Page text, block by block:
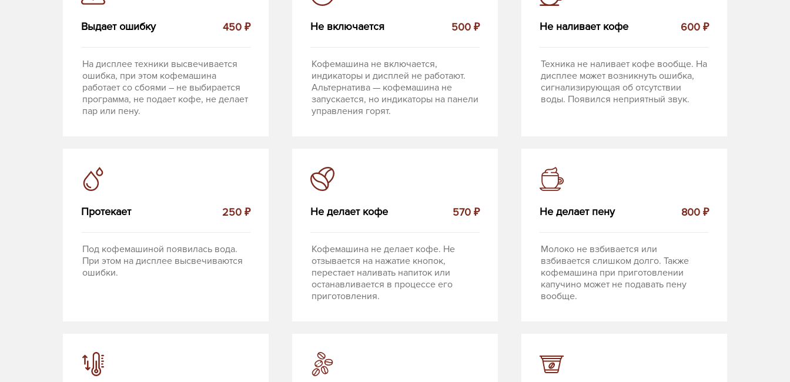
Выдает ошибку 450 ₽
На дисплее техники высвечивается
ошибка, при этом кофемашина
работает со сбоями – не выбирается
программа, не подает кофе, не делает
пар или пену.
Не включается 500 ₽
Кофемашина не включается,
индикаторы и дисплей не работают.
Альтернатива — кофемашина не
запускается, но индикаторы на панели
управления горят.
Не наливает кофе 600 ₽
Техника не наливает кофе вообще. На
дисплее может возникнуть ошибка,
сигнализирующая об отсутствии
воды. Появился неприятный звук.
Протекает 250 ₽
Под кофемашиной появилась вода.
При этом на дисплее высвечиваются
ошибки.
Не делает кофе 570 ₽
Кофемашина не делает кофе. Не
отзывается на нажатие кнопок,
перестает наливать напиток или
останавливается в процессе его
приготовления.
Не делает пену 800 ₽
Молоко не взбивается или
взбивается слишком долго. Также
кофемашина при приготовлении
капучино может не подавать пену
вообще.